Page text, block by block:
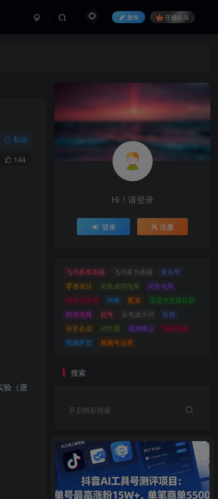
发布 开通会员
私信
144
验（唐
Hi！请登录
登录 注册
飞书多维表格 飞书多为表格
音乐号
零撸项目
闲鱼虚拟电商
闲鱼电商
闲鱼无货源
闲鱼 配音
迅雷浏览器拉新
跨境电商
起号 豆包提示词
豆包
语音合成
词生图 视频搬运
视频拍摄
视频带货
视频号运营
搜索
开启精彩搜索